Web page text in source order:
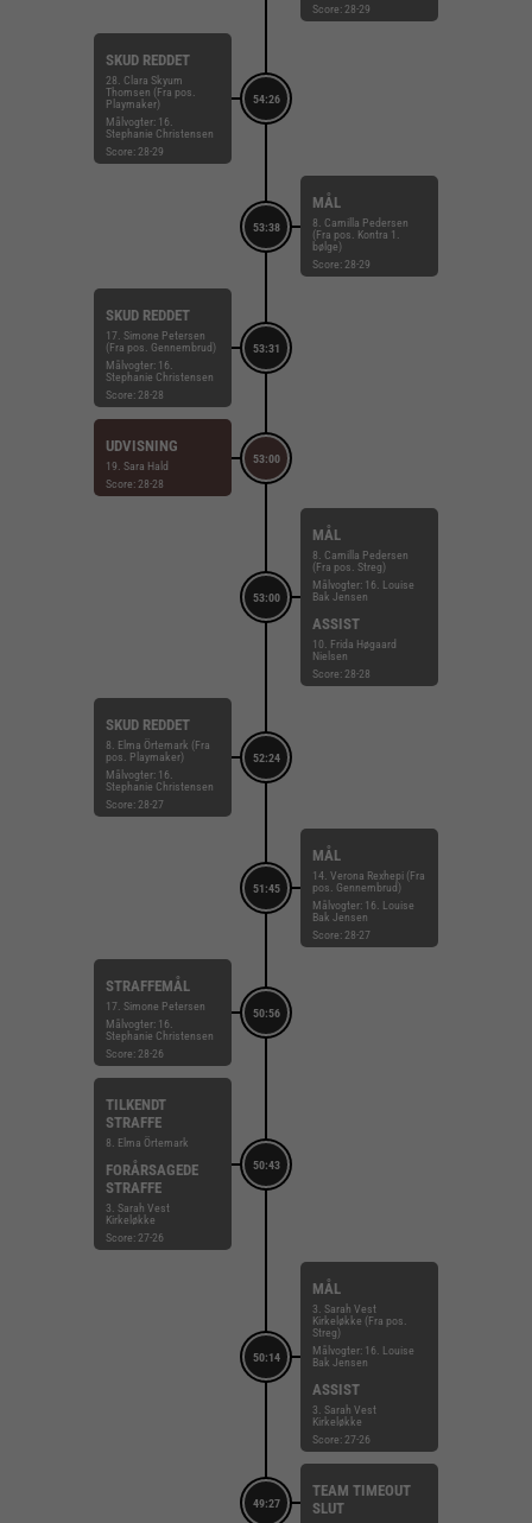
Score: 28-29
54:26
SKUD REDDET
28. Clara Skyum
Thomsen (Fra pos.
Playmaker)
Målvogter: 16.
Stephanie Christensen
Score: 28-29
53:38
MÅL
8. Camilla Pedersen
(Fra pos. Kontra 1.
bølge)
Score: 28-29
53:31
SKUD REDDET
17. Simone Petersen
(Fra pos. Gennembrud)
Målvogter: 16.
Stephanie Christensen
Score: 28-28
53:00
UDVISNING
19. Sara Hald
Score: 28-28
53:00
MÅL
8. Camilla Pedersen
(Fra pos. Streg)
Målvogter: 16. Louise
Bak Jensen
ASSIST
10. Frida Høgaard
Nielsen
Score: 28-28
52:24
SKUD REDDET
8. Elma Örtemark (Fra
pos. Playmaker)
Målvogter: 16.
Stephanie Christensen
Score: 28-27
51:45
MÅL
14. Verona Rexhepi (Fra
pos. Gennembrud)
Målvogter: 16. Louise
Bak Jensen
Score: 28-27
50:56
STRAFFEMÅL
17. Simone Petersen
Målvogter: 16.
Stephanie Christensen
Score: 28-26
50:43
TILKENDT
STRAFFE
8. Elma Örtemark
FORÅRSAGEDE
STRAFFE
3. Sarah Vest
Kirkeløkke
Score: 27-26
50:14
MÅL
3. Sarah Vest
Kirkeløkke (Fra pos.
Streg)
Målvogter: 16. Louise
Bak Jensen
ASSIST
3. Sarah Vest
Kirkeløkke
Score: 27-26
49:27
TEAM TIMEOUT
SLUT